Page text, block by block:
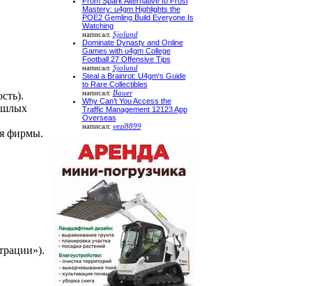
фирмы.
Mastery: u4gm Highlights the
POE2 Gemling Build Everyone Is
Watching
написал: Sjolund
Dominate Dynasty and Online
Games with u4gm College
Football 27 Offensive Tips
написал: Sjolund
Steal a Brainrot: U4gm's Guide
to Rare Collectibles
написал: Bauer
Why Can’t You Access the
Traffic Management 12123 App
Overseas
написал: yezi8899